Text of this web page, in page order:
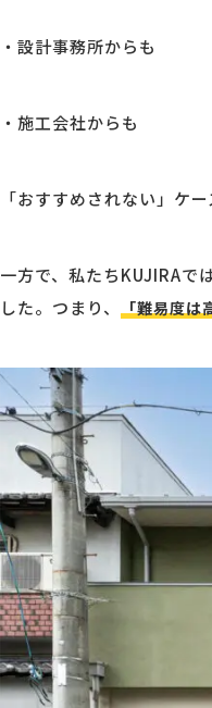
・設計事務所からも
・施工会社からも
「おすすめされない」ケ
一方で、私たちKUJIRAで
した。つまり、 「難易度は